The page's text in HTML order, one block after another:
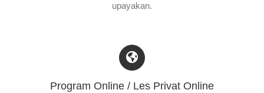
upayakan.
Program Online / Les Privat Online